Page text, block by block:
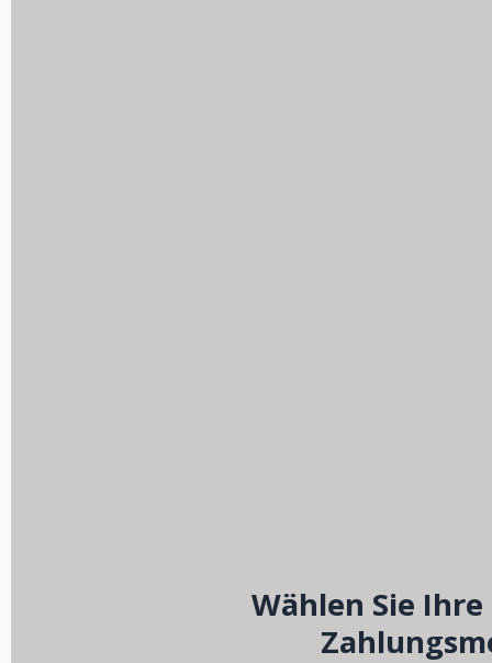
Wählen Sie